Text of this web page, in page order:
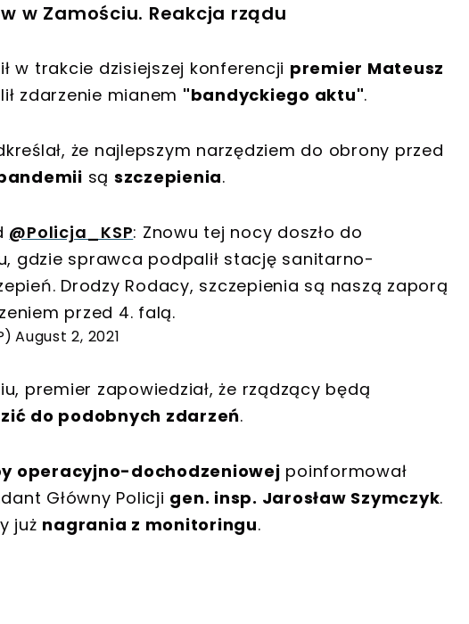
w Zamościu. Reakcja rządu
w trakcie dzisiejszej konferencji premier Mateusz
zdarzenie mianem "bandyckiego aktu".
że najlepszym narzędziem do obrony przed
są szczepienia.
@Policja_KSP: Znowu tej nocy doszło do
gdzie sprawca podpalił stację sanitarno-
Drodzy Rodacy, szczepienia są naszą zaporą
przed 4. falą.
August 2, 2021
premier zapowiedział, że rządzący będą
do podobnych zdarzeń.
operacyjno-dochodzeniowej poinformował
Główny Policji gen. insp. Jarosław Szymczyk.
już nagrania z monitoringu.